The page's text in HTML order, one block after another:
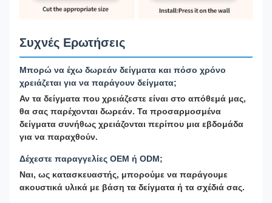
Συχνές Ερωτήσεις
Μπορώ να έχω δωρεάν δείγματα και πόσο χρόνο
χρειάζεται για να παράγουν δείγματα;
Αν τα δείγματα που χρειάζεστε είναι στο απόθεμά μας,
θα σας παρέχονται δωρεάν. Τα προσαρμοσμένα
δείγματα συνήθως χρειάζονται περίπου μια εβδομάδα
για να παραχθούν.
Δέχεστε παραγγελίες OEM ή ODM;
Ναι, ως κατασκευαστής, μπορούμε να παράγουμε
ακουστικά υλικά με βάση τα δείγματα ή τα σχέδιά σας.